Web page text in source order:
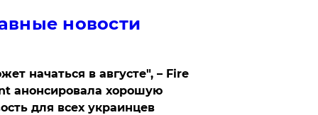
новости
начаться в августе", – Fire
анонсировала хорошую
для всех украинцев